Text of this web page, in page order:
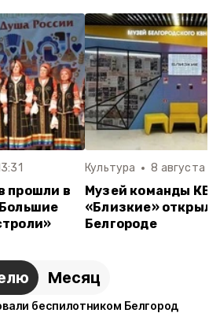
прошли в
Культура 8 августа ,
Музей команды КВН
«Близкие»
Белгороде
Месяц
беспилотником Белгород